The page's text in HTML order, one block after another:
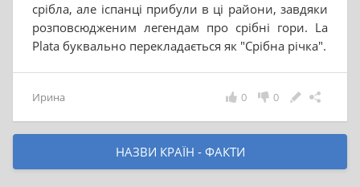
срібла, але іспанці прибули в ці райони, завдяки
розповсюдженим легендам про срібні гори. La
Plata буквально перекладається як "Срібна річка".
Ирина 0
0
НАЗВИ КРАЇН - ФАКТИ